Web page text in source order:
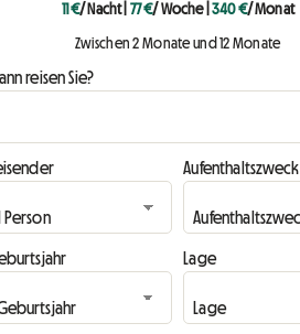
11 €/ Nacht| 77 €/ Woche|340 €/ Monat
Zwischen 2 Monate und 12 Monate
reisen Sie?
Aufenthaltszweck
Lage